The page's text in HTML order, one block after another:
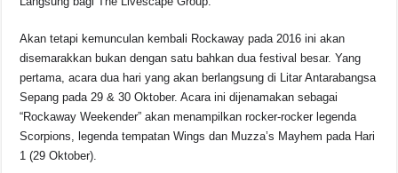
Akan tetapi kemunculan kembali Rockaway pada 2016 ini akan
disemarakkan bukan dengan satu bahkan dua festival besar. Yang
pertama, acara dua hari yang akan berlangsung di Litar Antarabangsa
Sepang pada 29 & 30 Oktober. Acara ini dijenamakan sebagai
“Rockaway Weekender” akan menampilkan rocker-rocker legenda
Scorpions, legenda tempatan Wings dan Muzza’s Mayhem pada Hari
1 (29 Oktober).